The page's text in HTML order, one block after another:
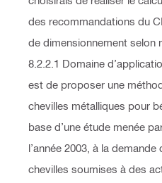
des recommandations du
de dimensionnement selon
8.2.2.1 Domaine
est de proposer une
chevilles métalliques pour
base d’une étude menée
l’année 2003, à la
chevilles soumises à des